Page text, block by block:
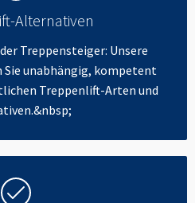
Alternativen
Treppensteiger: Unsere
unabhängig, kompetent
Treppenlift-Arten und